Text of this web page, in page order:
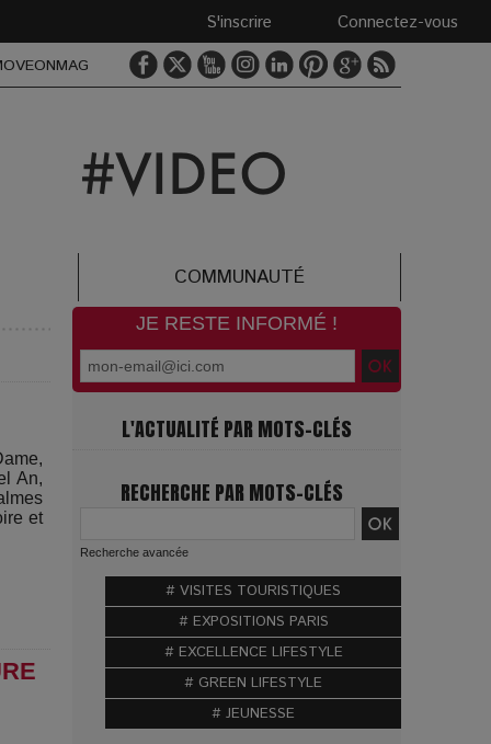
Connectez-vous
S'inscrire
COMMUNAUTÉ
An,
et
JE RESTE INFORMÉ !
L'ACTUALITÉ PAR MOTS-CLÉS
RECHERCHE PAR MOTS-CLÉS
Recherche avancée
# VISITES TOURISTIQUES
# EXPOSITIONS PARIS
# EXCELLENCE LIFESTYLE
# GREEN LIFESTYLE
# JEUNESSE